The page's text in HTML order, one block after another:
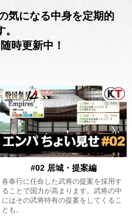
気になる中身を定期的
時更新中！
#02 居城・提案編
各奉行に任命した武将の提案を採用す
ることで国力が高まります。武将の中
にはその武将特有の提案をしてくるこ
とも。